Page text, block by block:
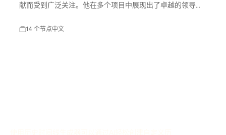
献而受到广泛关注。他在多个项目中展现出了卓越的领导能
14 个节点中文